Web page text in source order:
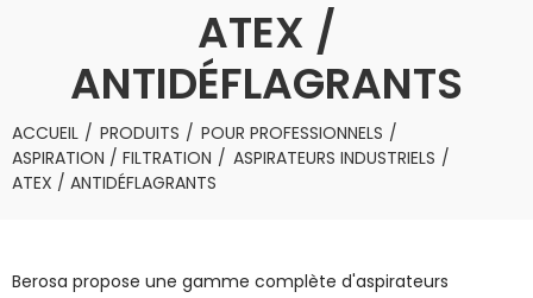
ATEX /
ANTIDÉFLAGRANTS
ACCUEIL PRODUITS
POUR PROFESSIONNELS
ASPIRATION / FILTRATION
ASPIRATEURS INDUSTRIELS
ATEX / ANTIDÉFLAGRANTS
Berosa propose une gamme complète d'aspirateurs